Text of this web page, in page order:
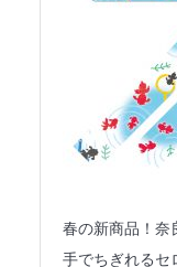
春の新商品！奈
手でちぎれるセ